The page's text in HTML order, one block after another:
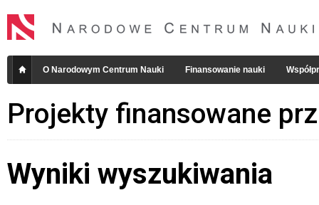
O Narodowym Centrum Nauki Finansowanie nauki
Projekty finansowane
Wyniki wyszukiwania